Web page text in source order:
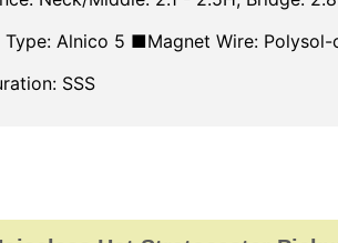
Alnico 5 ■Magnet Wire:
SSS